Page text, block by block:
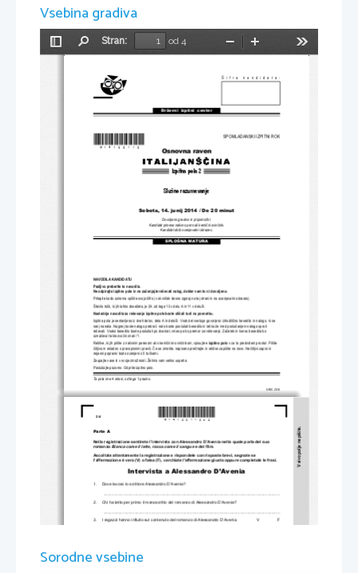
Vsebina gradiva
Preklopi
Stran:
od 4
Pomanjšaj
Slušno razumevanje
Dovoljeno gradivo in pripomočki:
Kandidat prinese nalivno pero ali kemični svinčnik.
Kandidat dobi ocenjevalni obrazec.
Ta pola ima 4 strani, od tega 1 prazno.
SPOMLADANSKI IZPITNI ROK
Sobota, 14. junij 2014 / Do 20 minut
Osnovna raven
Državni  izpitni  center
SPLOŠNA MATURA
NAVODILA KANDIDATU
Pazljivo preberite ta navodila.
Ne odpirajte izpitne pole in ne začenjajte reševati nalog, dokler vam to ni dovoljeno.
Prilepite kodo oziroma vpišite svojo šifro (v okvirček desno zgoraj na tej strani in na ocenjevalni obrazec).
Število točk, ki jih lahko dosežete, je 24, od tega 13 v delu A in 11 v delu B.
Naslednja navodila za reševanje izpitne pole boste slišali tudi na posnetku.
Izpitna pola je sestavljena iz dveh delov, dela A in dela B. Vsak del vsebuje govorjeno izhodiščno besedilo in nalogo, ki se
nanj nanaša. Najprej boste nalogo prebrali, nato boste poslušali besedilo in lahko že med poslušanjem nalogo sproti
reševali. Vsako besedilo boste poslušali po dvakrat, vmes pa bo premor za reševanje. Začetek in konec besedila bo
označeval takle zvočni znak /*/.
Rešitve, ki jih pišite z nalivnim peresom ali s kemičnim svinčnikom, vpisujte v izpitno polo v za to predvideni prostor. Pišite
čitljivo in skladno s pravopisnimi pravili. Če se zmotite, napisano prečrtajte in rešitev zapišite na novo. Nečitljivi zapisi in
nejasni popravki bodo ocenjeni z 0 točkami.
Zaupajte vase in v svoje zmožnosti. Želimo vam veliko uspeha.
Poslušajte pozorno. Odprite izpitno polo.
© RIC 2014
Šifra kandidata:
Izpitna pola 2
V sivo polje ne pišite.
2/4
Parte A
Nella registrazione sentirete l’intervista con Alessandro D’Avenia nella quale parla del suo
romanzo Bianca come il latte, rossa come il sangue e del film.
Ascoltate attentamente la registrazione e rispondete con risposte brevi, segnate se
l’affermazione è vera (V) o falsa (F), cerchiate l'affermazione giusta oppure completate le frasi.
Intervista a Alessandro D’Avenia
1.     Dove lavora lo scrittore Alessandro D’Avenia?
2.     Chi ha letto per primo il manoscritto del romanzo di Alessandro D’Avenia?
3.     I ragazzi hanno influito sul contenuto del romanzo di Alessandro D’Avenia.
V F
  _____________________________________________________________________________________
Sorodne vsebine